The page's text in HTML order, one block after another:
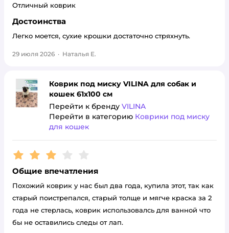
Отличный коврик
Достоинства
Легко моется, сухие крошки достаточно стряхнуть.
29 июля 2026 · Наталья Е.
Коврик под миску VILINA для собак и
кошек 61х100 см
Перейти к бренду VILINA
Перейти в категорию Коврики под миску
для кошек
Рейтинг:3
Общие впечатления
Похожий коврик у нас был два года, купила этот, так как
старый поистрепался, старый толще и мягче краска за 2
года не стерлась, коврик использовалсь для ванной что
бы не оставились следы от лап.